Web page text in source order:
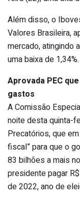
Além disso, o
Valores Brasileira,
mercado, atingindo
uma baixa de 1,34%.
Aprovada PEC
gastos
A Comissão
noite desta quinta-
Precatórios, que
fiscal” para que o
83 bilhões a mais
presidente pagar
de 2022, ano de